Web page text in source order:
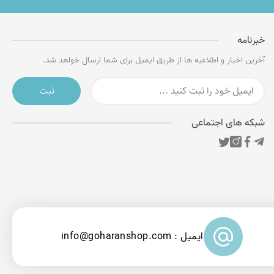
خبرنامه
آخرین اخبار و اطلاعیه ها از طریق ایمیل برای شما ارسال خواهد شد.
ثبت
شبکه های اجتماعی
ایمیل : info@goharanshop.com